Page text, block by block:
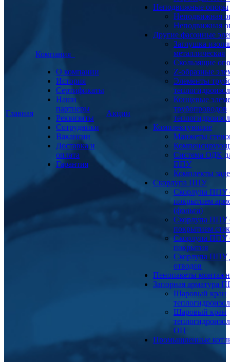
Главная
Компания
О компании
История
Сертификаты
Наши
партнеры
Реквизиты
Сотрудники
Вакансии
Доставка и
оплата
Гарантия
Акции
Неподвижные опоры
Неподвижная
Неподвижная
Другие фасонные
Заглушка
металлическая
Скользящие
Z-образные
Элементы
Концевые
трубопроводов
Комплектующие
Манжеты
Система ОДК
ППУ
Комплекты
Скорлупа ППУ
Скорлупа ППУ
покрытием
(фольга)
Скорлупа ППУ
покрытием
Скорлупа ППУ
покрытия
Скорлупа ППУ
отводов
Пенопакеты
Запорная арматура
Шаровый кран
Шаровый кран
ОЦ
Промышленные